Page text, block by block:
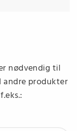
nødvendig til
andre produkter